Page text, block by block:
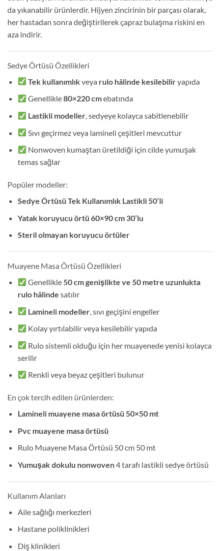
da yıkanabilir ürünlerdir. Hijyen zincirinin bir parçası olarak,
her hastadan sonra değiştirilerek çapraz bulaşma riskini en
aza indirir.
Sedye Örtüsü Özellikleri
Tek kullanımlıkveya rulo hâlinde kesilebiliryapıda
Genellikle80×220 cmebatında
Lastikli modeller, sedyeye kolayca sabitlenebilir
Sıvı geçirmez veya lamineli çeşitleri mevcuttur
Nonwoven kumaştan üretildiği için cilde yumuşak
temas sağlar
Popüler modeller:
Sedye Örtüsü Tek Kullanımlık Lastikli 50’li
Yatak koruyucu örtü 60×90 cm 30’lu
Steril olmayan koruyucu örtüler
Muayene Masa Örtüsü Özellikleri
Genellikle50 cm genişlikte ve 50 metre uzunlukta
rulo hâlinde satılır
Lamineli modeller , sıvı geçişini engeller
Kolay yırtılabilir veya kesilebilir yapıda
Rulo sistemli olduğu için her muayenede yenisi kolayca
serilir
Renkli veya beyaz çeşitleri bulunur
En çok tercih edilen ürünlerden:
Lamineli muayene masa örtüsü 50×50 mt
Pvc muayene masa örtüsü
Rulo Muayene Masa Örtüsü 50 cm 50 mt
Yumuşak dokulu nonwoven4 tarafı lastikli sedye örtüsü
Kullanım Alanları
Aile sağlığı merkezleri
Hastane poliklinikleri
Diş klinikleri